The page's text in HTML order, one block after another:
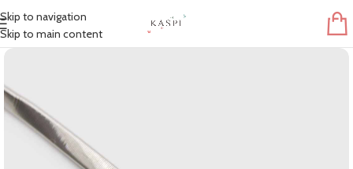
Skip to navigation
Skip to main content